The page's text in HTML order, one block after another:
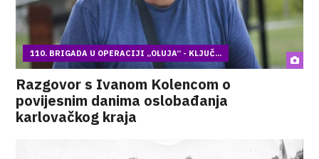
110. BRIGADA U OPERACIJI „OLUJA“ - KLJUČ...
Razgovor s Ivanom Kolencom o
povijesnim danima oslobađanja
karlovačkog kraja